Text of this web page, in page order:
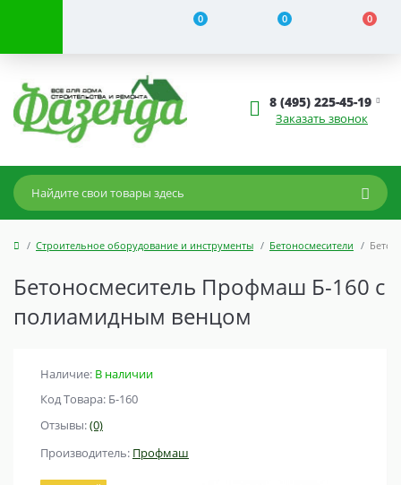
0 0 0
8 (495) 225-45-19
Заказать звонок
Строительное оборудование и инструменты Бетоносмесители
Бетоносмеситель Профмаш Б-160 с
полиамидным венцом
Наличие: В наличии
Код Товара: Б-160
Отзывы:(0)
Производитель: Профмаш